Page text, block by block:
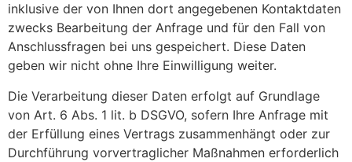
inklusive der von Ihnen dort angegebenen Kontaktdaten
zwecks Bearbeitung der Anfrage und für den Fall von
Anschlussfragen bei uns gespeichert. Diese Daten
geben wir nicht ohne Ihre Einwilligung weiter.
Die Verarbeitung dieser Daten erfolgt auf Grundlage
von Art. 6 Abs. 1 lit. b DSGVO, sofern Ihre Anfrage mit
der Erfüllung eines Vertrags zusammenhängt oder zur
Durchführung vorvertraglicher Maßnahmen erforderlich